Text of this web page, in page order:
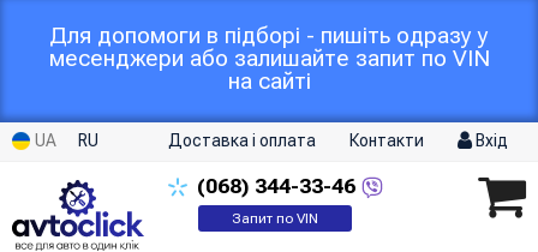
Для допомоги в підборі - пишіть одразу у
месенджери або залишайте запит по VIN
на сайті
UA RU Доставка і оплата Контакти Вхід
(068) 344-33-46
Запит по VIN